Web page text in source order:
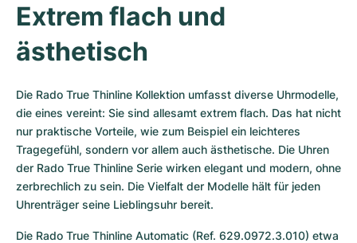
Extrem flach und
ästhetisch
Die Rado True Thinline Kollektion umfasst diverse Uhrmodelle,
die eines vereint: Sie sind allesamt extrem flach. Das hat nicht
nur praktische Vorteile, wie zum Beispiel ein leichteres
Tragegefühl, sondern vor allem auch ästhetische. Die Uhren
der Rado True Thinline Serie wirken elegant und modern, ohne
zerbrechlich zu sein. Die Vielfalt der Modelle hält für jeden
Uhrenträger seine Lieblingsuhr bereit.
Die Rado True Thinline Automatic (Ref. 629.0972.3.010) etwa